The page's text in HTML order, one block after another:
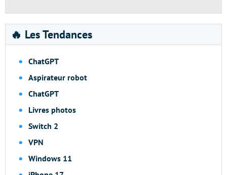
🔥 Les Tendances
ChatGPT
Aspirateur robot
ChatGPT
Livres photos
Switch 2
VPN
Windows 11